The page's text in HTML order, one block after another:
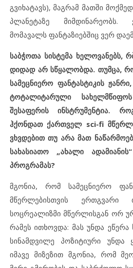
გვიხატავს), მაგრამ მათში
პლანეტაზე
მომავალს ფანტაზიებშიც ვერ
საბჭოთა სისტემა ხელოვანებს,
დიდად არ სწყალობდა. თუმცა,
სამეცნიერო ფანტასტიკის
ტოტალიტარული სახელმწიფოს
შესაფერის ინსტრუმენტია.
ჰქონდათ ქართველ sci-fi
ვხვდებით თუ არა მათ
სახასიათო „ახალი
პროგრამას?
მგონია, რომ სამეცნიერო
მწერლებისთვის ერთგვარი
სოცრეალიზმი მწერლისგან ორ
რამეს ითხოვდა: მას უნდა ეწერა
სინამდვილე პოზიტიური
იმავე მიზეზით მგონია, რომ